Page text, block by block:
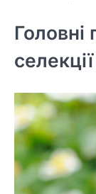
Головні
селекції